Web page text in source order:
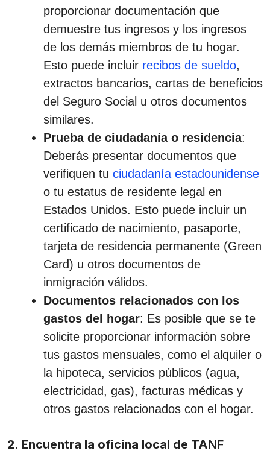
proporcionar documentación que
demuestre tus ingresos y los ingresos
de los demás miembros de tu hogar.
Esto puede incluir recibos de sueldo,
extractos bancarios, cartas de beneficios
del Seguro Social u otros documentos
similares.
Prueba de ciudadanía o residencia:
Deberás presentar documentos que
verifiquen tu ciudadanía estadounidense
o tu estatus de residente legal en
Estados Unidos. Esto puede incluir un
certificado de nacimiento, pasaporte,
tarjeta de residencia permanente (Green
Card) u otros documentos de
inmigración válidos.
Documentos relacionados con los
gastos del hogar: Es posible que se te
solicite proporcionar información sobre
tus gastos mensuales, como el alquiler o
la hipoteca, servicios públicos (agua,
electricidad, gas), facturas médicas y
otros gastos relacionados con el hogar.
2. Encuentra la oficina local de TANF